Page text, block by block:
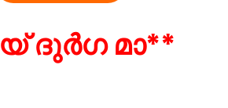
ദുർഗ മാ**